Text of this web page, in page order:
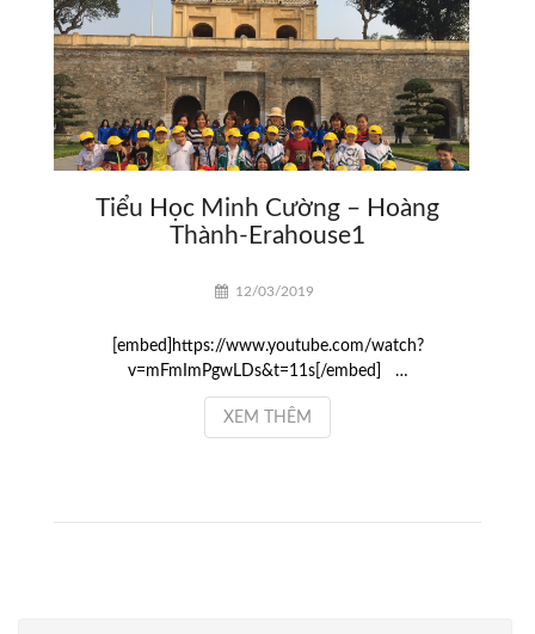
Tiểu Học Minh Cường – Hoàng
Thành-Erahouse1
12/03/2019
[embed]https://www.youtube.com/watch?
v=mFmImPgwLDs&t=11s[/embed] …
XEM THÊM